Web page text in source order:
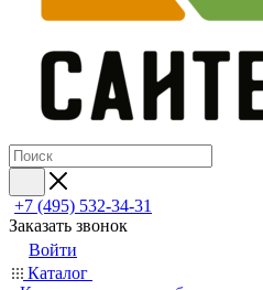
+7 (495) 532‑34‑31
Заказать звонок
Войти
Каталог